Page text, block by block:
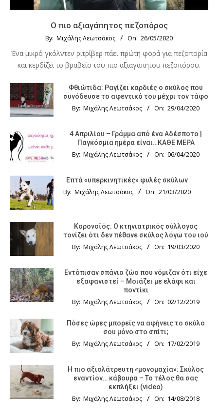
Ο πιο αξιαγάπητος πεζοπόρος
By: Μιχάλης Λεωτσάκος On: 26/05/2020
Ένα μικρό γκόλντεν ριτρίβερ πάει πρώτη φορά για πεζοπορία
και κερδίζει το βραβείο του πιο αξιαγάπητου πεζοπόρου.
Φθιώτιδα: Ραγίζει καρδιές ο σκύλος που
συνόδευσε το αφεντικό του μέχρι τον τάφο
By: Μιχάλης Λεωτσάκος On: 29/04/2020
4 Απριλίου – Γράμμα από ένα Αδέσποτο |
Παγκόσμια ημέρα είναι…ΚΑΘΕ ΜΕΡΑ
By: Μιχάλης Λεωτσάκος On: 06/04/2020
Επτά «υπερκινητικές» φυλές σκύλων
By: Μιχάλης Λεωτσάκος On: 21/03/2020
Κορονοϊός: Ο κτηνιατρικός σύλλογος
τονίζει ότι δεν πέθανε σκύλος λόγω του ιού
By: Μιχάλης Λεωτσάκος On: 19/03/2020
Εντόπισαν σπάνιο ζώο που νόμιζαν ότι είχε
εξαφανιστεί – Μοιάζει με ελάφι και
ποντίκι
By: Μιχάλης Λεωτσάκος On: 02/12/2019
Πόσες ώρες μπορείς να αφήνεις το σκύλο
σου μόνο στο σπίτι;
By: Μιχάλης Λεωτσάκος On: 17/02/2019
Η πιο αξιολάτρευτη «μονομαχία»: Σκύλος
εναντίον… κάβουρα – Το τέλος θα σας
εκπλήξει (video)
By: Μιχάλης Λεωτσάκος On: 14/08/2018